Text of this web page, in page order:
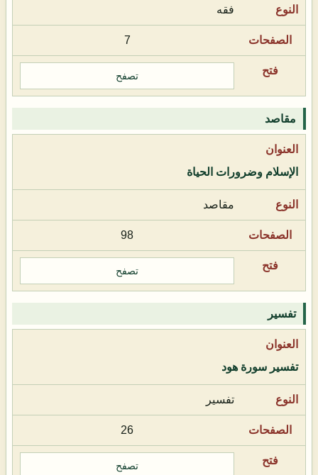
فقه
7
تصفح
مقاصد
الإسلام وضرورات الحياة
مقاصد
98
تصفح
تفسير
تفسير سورة هود
تفسير
26
تصفح